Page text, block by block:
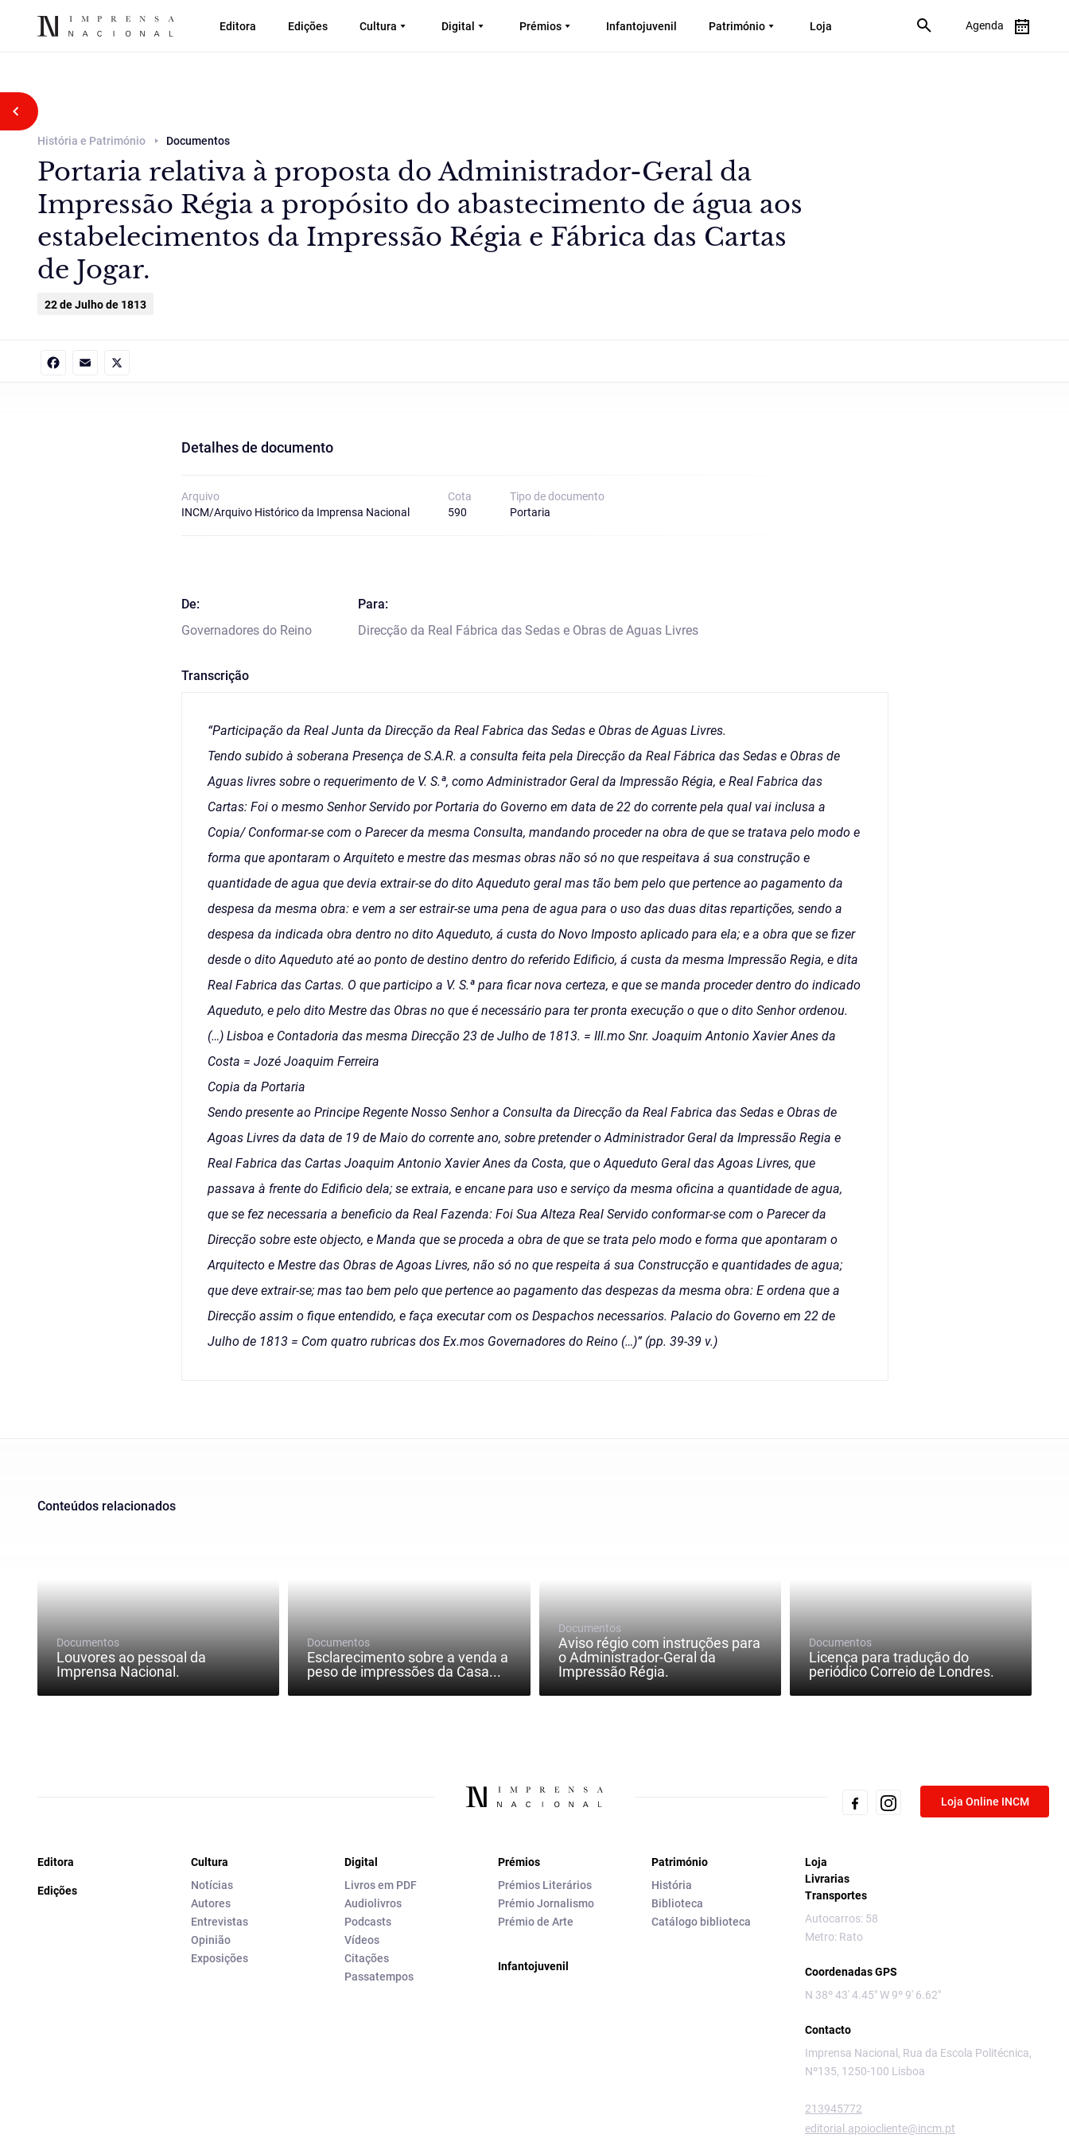
Editora Edições Cultura Digital Prémios Infantojuvenil Património Loja Agenda
Voltar atrás
História e Património Documentos
Portaria relativa à proposta do Administrador-Geral da
Impressão Régia a propósito do abastecimento de água aos
estabelecimentos da Impressão Régia e Fábrica das Cartas
de Jogar.
22 de Julho de 1813
Detalhes de documento
Arquivo
INCM/Arquivo Histórico da Imprensa Nacional
Cota
590
Tipo de documento
Portaria
De:
Governadores do Reino
Para:
Direcção da Real Fábrica das Sedas e Obras de Aguas Livres
Transcrição
“Participação da Real Junta da Direcção da Real Fabrica das Sedas e Obras de Aguas Livres.
Tendo subido à soberana Presença de S.A.R. a consulta feita pela Direcção da Real Fábrica das Sedas e Obras de
Aguas livres sobre o requerimento de V. S.ª, como Administrador Geral da Impressão Régia, e Real Fabrica das
Cartas: Foi o mesmo Senhor Servido por Portaria do Governo em data de 22 do corrente pela qual vai inclusa a
Copia/ Conformar-se com o Parecer da mesma Consulta, mandando proceder na obra de que se tratava pelo modo e
forma que apontaram o Arquiteto e mestre das mesmas obras não só no que respeitava á sua construção e
quantidade de agua que devia extrair-se do dito Aqueduto geral mas tão bem pelo que pertence ao pagamento da
despesa da mesma obra: e vem a ser estrair-se uma pena de agua para o uso das duas ditas repartições, sendo a
despesa da indicada obra dentro no dito Aqueduto, á custa do Novo Imposto aplicado para ela; e a obra que se fizer
desde o dito Aqueduto até ao ponto de destino dentro do referido Edificio, á custa da mesma Impressão Regia, e dita
Real Fabrica das Cartas. O que participo a V. S.ª para ficar nova certeza, e que se manda proceder dentro do indicado
Aqueduto, e pelo dito Mestre das Obras no que é necessário para ter pronta execução o que o dito Senhor ordenou.
(…) Lisboa e Contadoria das mesma Direcção 23 de Julho de 1813. = Ill.mo Snr. Joaquim Antonio Xavier Anes da
Costa = Jozé Joaquim Ferreira
Copia da Portaria
Sendo presente ao Principe Regente Nosso Senhor a Consulta da Direcção da Real Fabrica das Sedas e Obras de
Agoas Livres da data de 19 de Maio do corrente ano, sobre pretender o Administrador Geral da Impressão Regia e
Real Fabrica das Cartas Joaquim Antonio Xavier Anes da Costa, que o Aqueduto Geral das Agoas Livres, que
passava à frente do Edificio dela; se extraia, e encane para uso e serviço da mesma oficina a quantidade de agua,
que se fez necessaria a beneficio da Real Fazenda: Foi Sua Alteza Real Servido conformar-se com o Parecer da
Direcção sobre este objecto, e Manda que se proceda a obra de que se trata pelo modo e forma que apontaram o
Arquitecto e Mestre das Obras de Agoas Livres, não só no que respeita á sua Construcção e quantidades de agua;
que deve extrair-se; mas tao bem pelo que pertence ao pagamento das despezas da mesma obra: E ordena que a
Direcção assim o fique entendido, e faça executar com os Despachos necessarios. Palacio do Governo em 22 de
Julho de 1813 = Com quatro rubricas dos Ex.mos Governadores do Reino (…)” (pp. 39-39 v.)
Conteúdos relacionados
Documentos
Louvores ao pessoal da
Imprensa Nacional.
Documentos
Esclarecimento sobre a venda a
peso de impressões da Casa...
Documentos
Aviso régio com instruções para
o Administrador-Geral da
Impressão Régia.
Documentos
Licença para tradução do
periódico Correio de Londres.
Loja Online INCM
Editora
Edições
Cultura
Notícias
Autores
Entrevistas
Opinião
Exposições
Digital
Livros em PDF
Audiolivros
Podcasts
Vídeos
Citações
Passatempos
Prémios
Prémios Literários
Prémio Jornalismo
Prémio de Arte
Infantojuvenil
Património
História
Biblioteca
Catálogo biblioteca
Loja
Livrarias
Transportes
Autocarros: 58
Metro: Rato
Coordenadas GPS
N 38º 43' 4.45" W 9º 9' 6.62"
Contacto
Imprensa Nacional, Rua da Escola Politécnica,
Nº135, 1250-100 Lisboa
213945772
editorial.apoiocliente@incm.pt